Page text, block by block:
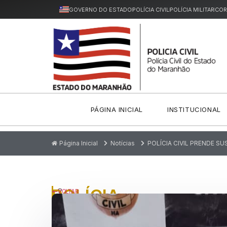
GOVERNO DO ESTADOPOLÍCIA CIVILPOLÍCIA MILITAR
PÁGINA INICIAL INSTITUCIONAL
Página Inicial Notícias POLÍCIA CIVIL PRENDE
P
POLÍCIA
CIVIL
VOLTAR